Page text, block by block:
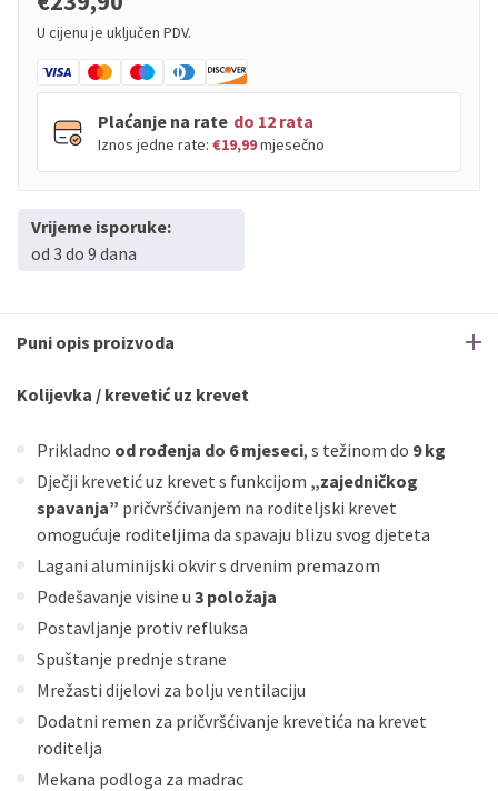
U cijenu je uključen PDV.
Plaćanje na rate do 12 rata
Iznos jedne rate: €19,99mjesečno
PBZ
PBZ
Erste
Maestro do12rata
Erste
Sve banke Visa
Jednokratno
Sve banke
Master
Jednokratno
Sve banke
Maestro
Jednokratno
ECC
Discover Jednokratno
Vrijeme isporuke:
od 3 do 9 dana
Puni opis proizvoda
Kolijevka / krevetić uz krevet
Prikladno od rođenja do 6 mjeseci, s težinom do 9 kg
Dječji krevetić uz krevet s funkcijom „zajedničkog
spavanja” pričvršćivanjem na roditeljski krevet
omogućuje roditeljima da spavaju blizu svog djeteta
Lagani aluminijski okvir s drvenim premazom
Podešavanje visine u 3 položaja
Postavljanje protiv refluksa
Spuštanje prednje strane
Mrežasti dijelovi za bolju ventilaciju
Dodatni remen za pričvršćivanje krevetića na krevet
roditelja
Mekana podloga za madrac